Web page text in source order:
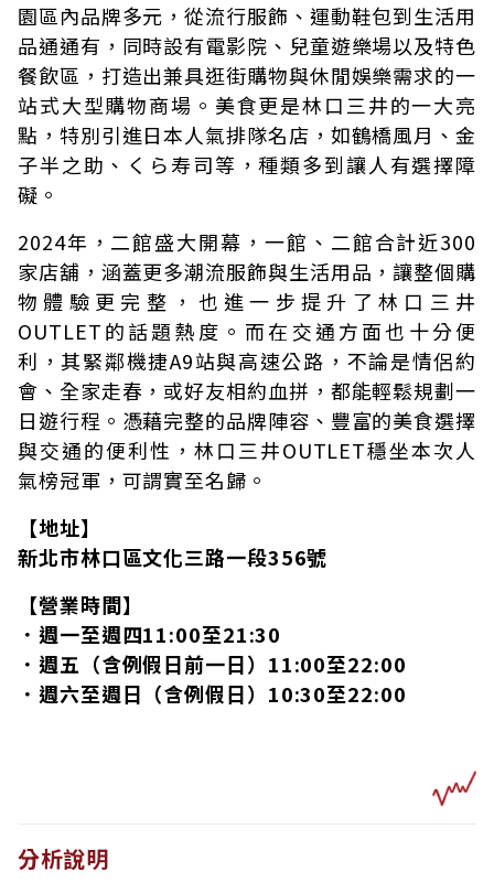
園區內品牌多元，從流行服飾、運動鞋包到生活用
品通通有，同時設有電影院、兒童遊樂場以及特色
餐飲區，打造出兼具逛街購物與休閒娛樂需求的一
站式大型購物商場。美食更是林口三井的一大亮
點，特別引進日本人氣排隊名店，如鶴橋風月、金
子半之助、くら寿司等，種類多到讓人有選擇障
礙。
2024年，二館盛大開幕，一館、二館合計近300
家店舖，涵蓋更多潮流服飾與生活用品，讓整個購
物體驗更完整，也進一步提升了林口三井
OUTLET的話題熱度。而在交通方面也十分便
利，其緊鄰機捷A9站與高速公路，不論是情侶約
會、全家走春，或好友相約血拼，都能輕鬆規劃一
日遊行程。憑藉完整的品牌陣容、豐富的美食選擇
與交通的便利性，林口三井OUTLET穩坐本次人
氣榜冠軍，可謂實至名歸。
【地址】
新北市林口區文化三路一段356號
【營業時間】
．週一至週四11:00至21:30
．週五（含例假日前一日）11:00至22:00
．週六至週日（含例假日）10:30至22:00
分析說明